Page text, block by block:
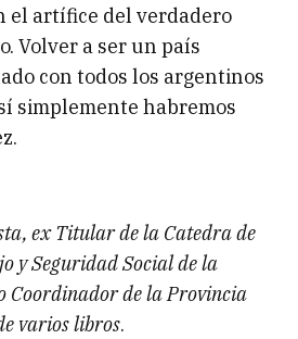
el artífice del verdadero
Volver a ser un país
con todos los argentinos
simplemente habremos
ex Titular de la Catedra de
y Seguridad Social de la
Coordinador de la Provincia
varios libros.